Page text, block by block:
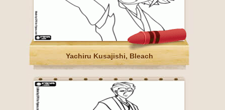
Yachiru Kusajishi, Bleach